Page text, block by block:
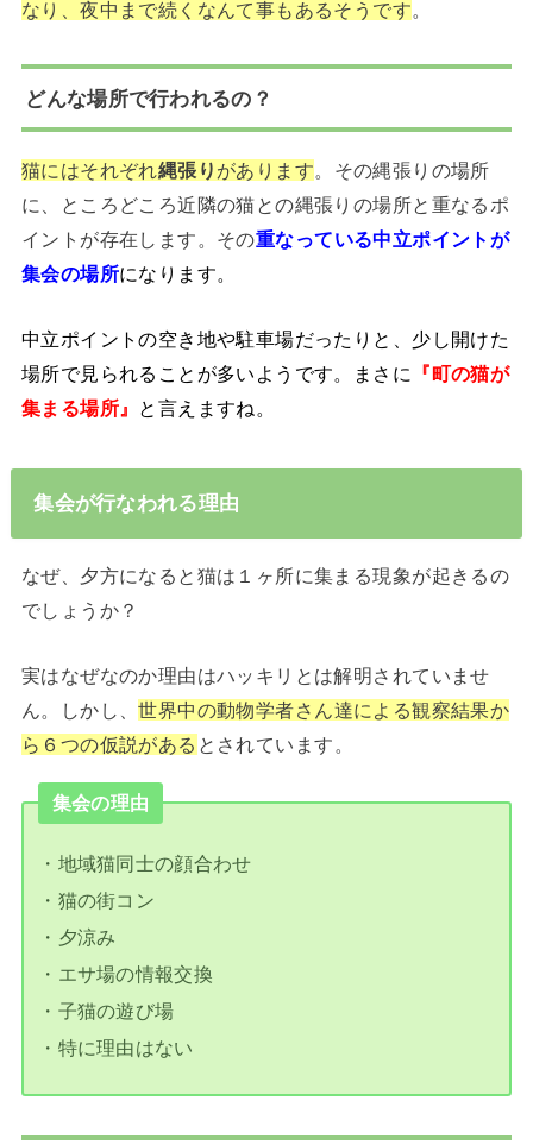
なり、夜中まで続くなんて事もあるそうです。
どんな場所で行われるの？
猫にはそれぞれ 縄張り があります 。その縄張りの場所
に、ところどころ近隣の猫との縄張りの場所と重なるポ
イントが存在します。その重なっている中立ポイントが
集会の場所になります。
中立ポイントの空き地や駐車場だったりと、少し開けた
場所で見られることが多いようです。まさに
『町の猫が
集まる場所』 と言えますね。
集会が行なわれる理由
なぜ、夕方になると猫は１ヶ所に集まる現象が起きるの
でしょうか？
実はなぜなのか理由はハッキリとは解明されていませ
ん。しかし、世界中の動物学者さん達による観察結果か
ら６つの仮説がある とされています。
集会の理由
・地域猫同士の顔合わせ
・猫の街コン
・夕涼み
・エサ場の情報交換
・子猫の遊び場
・特に理由はない